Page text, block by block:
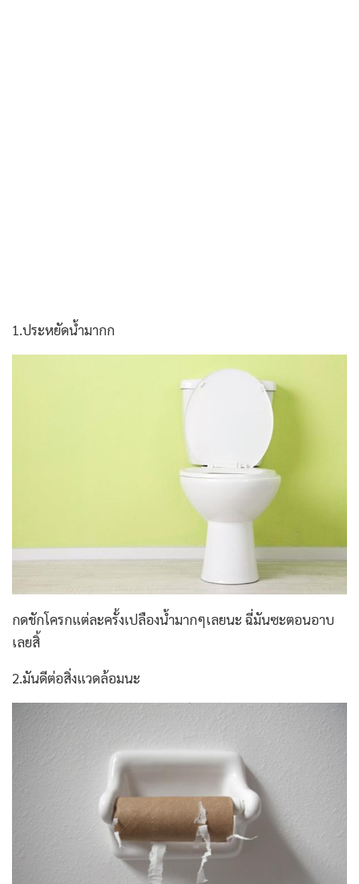
1.ประหยัดน้ำมากก
กดชักโครกแต่ละครั้งเปลืองน้ำมากๆเลยนะ ฉี่มันซะตอนอาบ
เลยสิ้
2.มันดีต่อสิ่งแวดล้อมนะ